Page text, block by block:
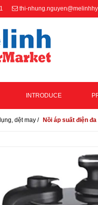
thi-
INTRODUCE
dệt may / Nồi áp suất điện